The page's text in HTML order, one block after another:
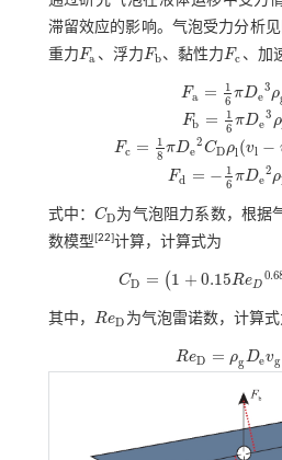
滞留效应的影响。气泡受力分析见
重力Fa
Fa 、浮力Fb
Fb 、黏性力Fc
Fc 、加
Fa =
1
6 πDe
3ρ
Fa= 16 πDe3ρgg
Fb =
1
6 πDe
3 ρ
Fb= 16 πDe3ρlg
Fc =
1
8 πDe
2CDρl(vl −
Fc= 18 πDe2CDρl(vl-v g)vl -vg
Fd = − 1
6 πDe
2ρ
Fd= -16 πDe2ρldvldt
式中：CD
CD 为气泡阻力系数，根据
数模型[22]计算，计算式为
CD = (1 + 0.15ReD
CD= 1+ 0.15ReD0.687/ReD
其中， ReD
ReD 为气泡雷诺数，计算式
ReD = ρgDevg
ReD= ρg Devg/μ